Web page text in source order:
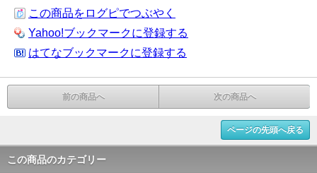
この商品をログピでつぶやく
Yahoo!ブックマークに登録する
はてなブックマークに登録する
前の商品へ 次の商品へ
ページの先頭へ戻る
この商品のカテゴリー